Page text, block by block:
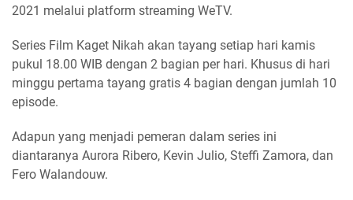
2021 melalui platform streaming WeTV.
Series Film Kaget Nikah akan tayang setiap hari kamis
pukul 18.00 WIB dengan 2 bagian per hari. Khusus di hari
minggu pertama tayang gratis 4 bagian dengan jumlah 10
episode.
Adapun yang menjadi pemeran dalam series ini
diantaranya Aurora Ribero, Kevin Julio, Steffi Zamora, dan
Fero Walandouw.